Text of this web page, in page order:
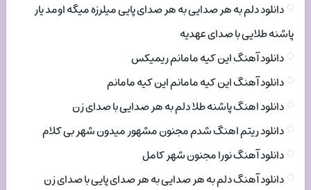
دانلود دلم به هر صدایی به هر صدای پایی میلرزه میگه اومد یار
پاشنه طلایی با صدای عهدیه
دانلود آهنگ این کیه مامانم ریمیکس
دانلود آهنگ این کیه مامانم این کیه مامانم
دانلود اهنگ پاشنه طلا دلم به هر صدایی با صدای زن
دانلود ریتم اهنگ شدم مجنون مشهور میدون شهر بی کلام
دانلود آهنگ نورا مجنون شهر کامل
دانلود آهنگ دلم به هر صدایی به هر صدای پایی با صدای زن